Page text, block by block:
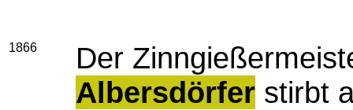
1866
Der
Albersdörfer stirbt